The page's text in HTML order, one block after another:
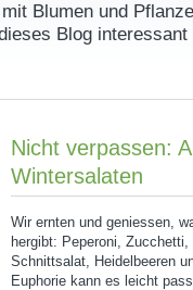
Blumen und
Blog interessant
Nicht verpassen:
Wintersalaten
Wir ernten und geniessen,
hergibt: Peperoni,
Schnittsalat, Heidelbeeren
Euphorie kann es leicht